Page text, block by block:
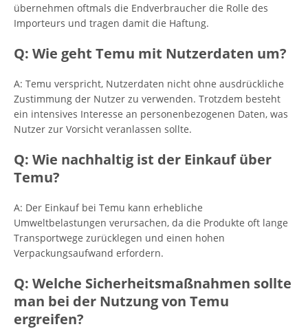
übernehmen oftmals die Endverbraucher die Rolle des
Importeurs und tragen damit die Haftung.
Q: Wie geht Temu mit Nutzerdaten um?
A: Temu verspricht, Nutzerdaten nicht ohne ausdrückliche
Zustimmung der Nutzer zu verwenden. Trotzdem besteht
ein intensives Interesse an personenbezogenen Daten, was
Nutzer zur Vorsicht veranlassen sollte.
Q: Wie nachhaltig ist der Einkauf über
Temu?
A: Der Einkauf bei Temu kann erhebliche
Umweltbelastungen verursachen, da die Produkte oft lange
Transportwege zurücklegen und einen hohen
Verpackungsaufwand erfordern.
Q: Welche Sicherheitsmaßnahmen sollte
man bei der Nutzung von Temu
ergreifen?